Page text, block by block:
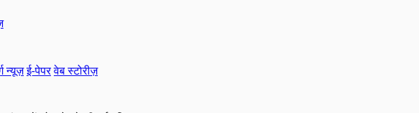
न्यूज़ई-पेपरवेब स्टोरीज़